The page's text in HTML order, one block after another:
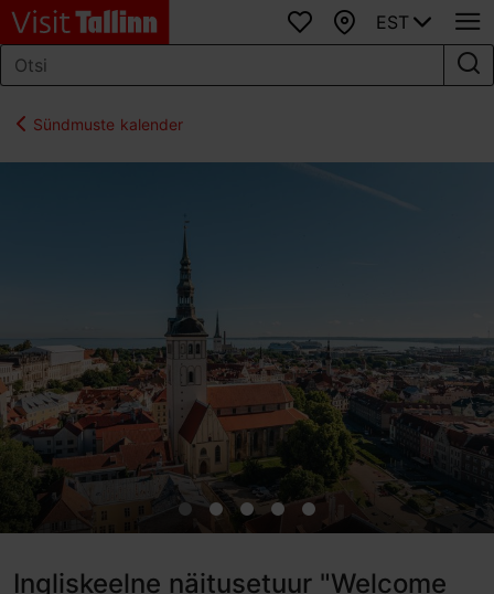
Lemmikud
Kaart
EST
Sündmuste kalender
Ingliskeelne näitusetuur "Welcome